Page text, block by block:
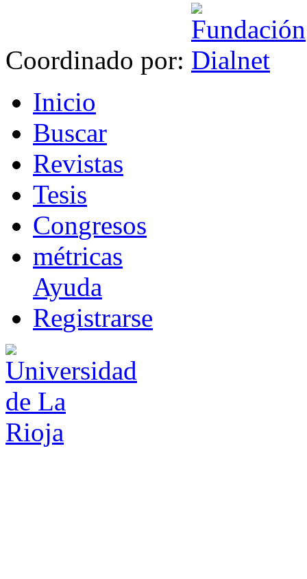
Coordinado por:
Inicio
Buscar
Revistas
Tesis
Congresos
métricas
Ayuda
Registrarse